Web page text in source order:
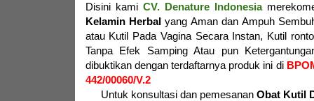
Disini kami CV. Denature Indonesia
Kelamin Herbalyang Aman dan Ampuh
atau Kutil Pada Vagina Secara Instan, Kutil
Tanpa Efek Samping Atau pun
dibuktikan dengan terdaftarnya produk ini di
442/00060/V.2
Untuk konsultasi dan pemesanan Obat Kutil